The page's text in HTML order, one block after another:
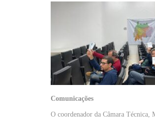
Comunicações
O coordenador da Câmara Técnica,